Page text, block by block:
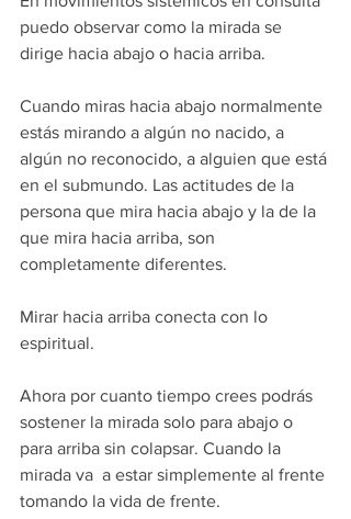
puedo observar como la mirada se
dirige hacia abajo o hacia arriba.
Cuando miras hacia abajo normalmente
estás mirando a algún no nacido, a
algún no reconocido, a alguien que está
en el submundo. Las actitudes de la
persona que mira hacia abajo y la de la
que mira hacia arriba, son
completamente diferentes.
Mirar hacia arriba conecta con lo
espiritual.
Ahora por cuanto tiempo crees podrás
sostener la mirada solo para abajo o
para arriba sin colapsar. Cuando la
mirada va  a estar simplemente al frente
tomando la vida de frente.